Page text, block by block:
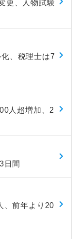
更、人物試験
、税理士は7
人超増加、2
日間
、前年より20